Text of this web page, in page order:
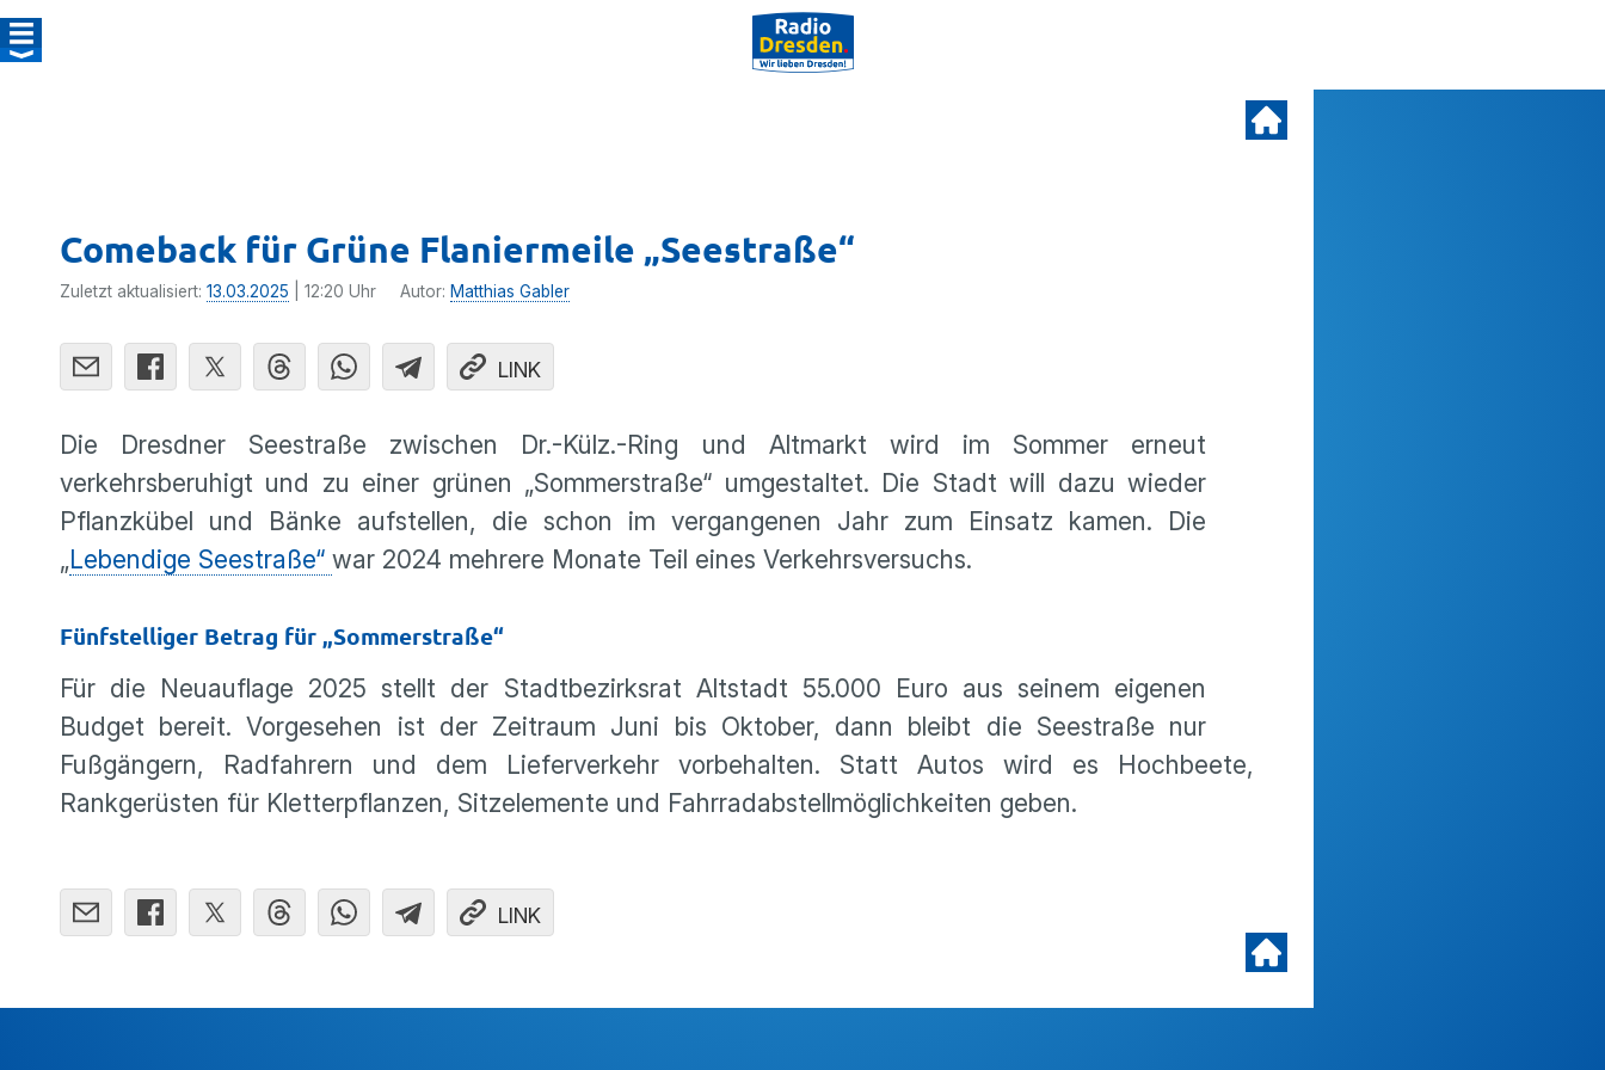
Comeback für Grüne Flaniermeile „Seestraße“
Zuletzt aktualisiert: 13.03.2025 | 12:20 Uhr Autor: Matthias Gabler
LINK
Die Dresdner Seestraße zwischen Dr.-Külz.-Ring und Altmarkt wird im Sommer erneut
verkehrsberuhigt und zu einer grünen „Sommerstraße“ umgestaltet. Die Stadt will dazu wieder
Pflanzkübel und Bänke aufstellen, die schon im vergangenen Jahr zum Einsatz kamen. Die
„Lebendige Seestraße“ war 2024 mehrere Monate Teil eines Verkehrsversuchs.
Fünfstelliger Betrag für „Sommerstraße“
Für die Neuauflage 2025 stellt der Stadtbezirksrat Altstadt 55.000 Euro aus seinem eigenen
Budget bereit. Vorgesehen ist der Zeitraum Juni bis Oktober, dann bleibt die Seestraße nur
Fußgängern, Radfahrern und dem Lieferverkehr vorbehalten. Statt Autos wird es Hochbeete,
Rankgerüsten für Kletterpflanzen, Sitzelemente und Fahrradabstellmöglichkeiten geben.
LINK